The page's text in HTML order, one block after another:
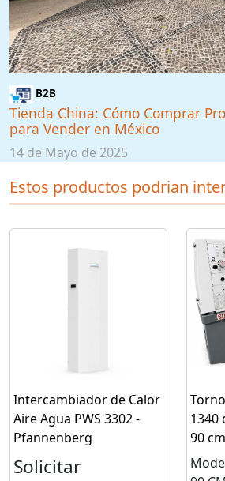
B2B
Tienda China: Cómo Comprar
para Vender en México
14 de Mayo de 2025
Estos productos podrian
Intercambiador de Calor
Aire Agua PWS 3302 -
Pfannenberg
Solicitar
1340
90